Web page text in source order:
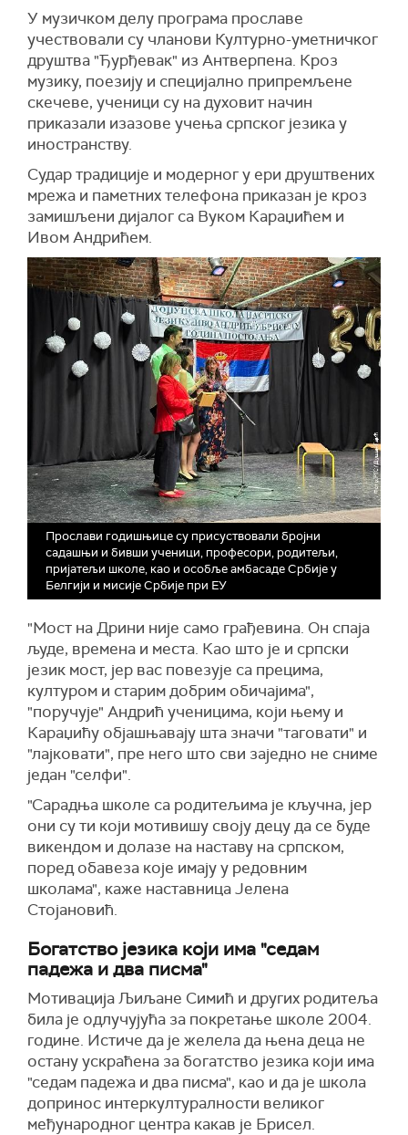
У музичком делу програма прославе
учествовали су чланови Културно-уметничког
друштва "Ђурђевак" из Антверпена. Кроз
музику, поезију и специјално припремљене
скечеве, ученици су на духовит начин
приказали изазове учења српског језика у
иностранству.
Судар традиције и модерног у ери друштвених
мрежа и паметних телефона приказан је кроз
замишљени дијалог са Вуком Караџићем и
Ивом Андрићем.
Прослави годишњице су присуствовали бројни
садашњи и бивши ученици, професори, родитељи,
пријатељи школе, као и особље амбасаде Србије у
Белгији и мисије Србије при ЕУ
"Мост на Дрини није само грађевина. Он спаја
људе, времена и места. Као што је и српски
језик мост, јер вас повезује са прецима,
културом и старим добрим обичајима",
"поручује" Андрић ученицима, који њему и
Караџићу објашњавају шта значи "таговати" и
"лајковати", пре него што сви заједно не сниме
један "селфи".
"Сарадња школе са родитељима је кључна, јер
они су ти који мотивишу своју децу да се буде
викендом и долазе на наставу на српском,
поред обавеза које имају у редовним
школама", каже наставница Јелена
Стојановић.
Богатство језика који има "седам
падежа и два писма"
Мотивација Љиљане Симић и других родитеља
била је одлучујућа за покретање школе 2004.
године. Истиче да је желела да њена деца не
остану ускраћена за богатство језика који има
"седам падежа и два писма", као и да је школа
допринос интеркултуралности великог
међународног центра какав је Брисел.